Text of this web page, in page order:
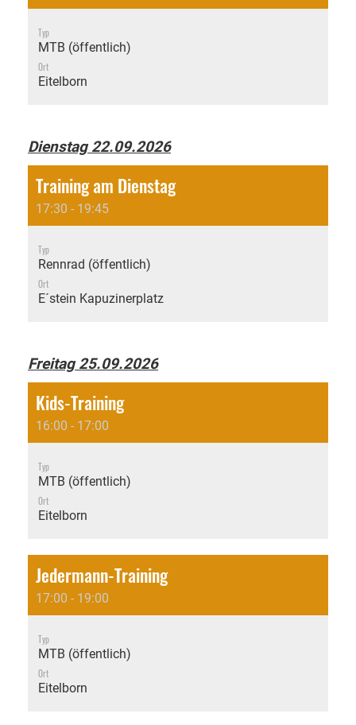
Typ
MTB (öffentlich)
Ort
Eitelborn
Dienstag 22.09.2026
Training am Dienstag
17:30 - 19:45
Typ
Rennrad (öffentlich)
Ort
E´stein Kapuzinerplatz
Freitag 25.09.2026
Kids-Training
16:00 - 17:00
Typ
MTB (öffentlich)
Ort
Eitelborn
Jedermann-Training
17:00 - 19:00
Typ
MTB (öffentlich)
Ort
Eitelborn